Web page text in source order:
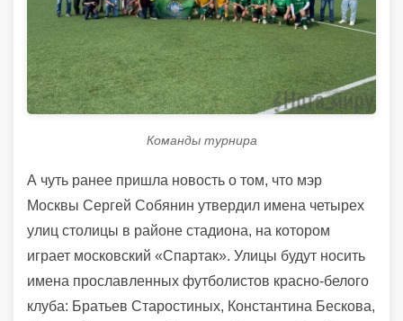
Команды турнира
А чуть ранее пришла новость о том, что мэр
Москвы Сергей Собянин утвердил имена четырех
улиц столицы в районе стадиона, на котором
играет московский «Спартак». Улицы будут носить
имена прославленных футболистов красно-белого
клуба: Братьев Старостиных, Константина Бескова,